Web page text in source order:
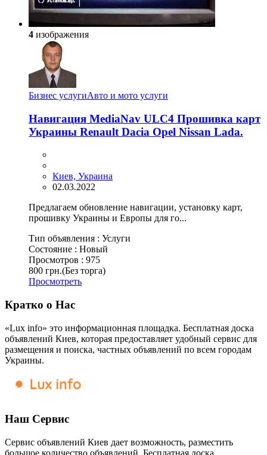
4 изображения
Бизнес услугиАвто и мото услуги
Навигация MediaNav ULC4 Прошивка карт
Украины Renault Dacia Opel Nissan Lada.
Киев, Украина
02.03.2022
Предлагаем обновление навигации, установку карт,
прошивку Украины и Европы для го...
Тип объявления : Услуги
Состояние : Новый
Просмотров : 975
800 грн.(Без торга)
Просмотреть
Кратко о Нас
«Lux info» это информационная площадка. Бесплатная доска
объявлений Киев, которая предоставляет удобный сервис для
размещения и поиска, частных объявлений по всем городам
Украины.
Наш Сервис
Сервис объявлений Киев дает возможность, разместить